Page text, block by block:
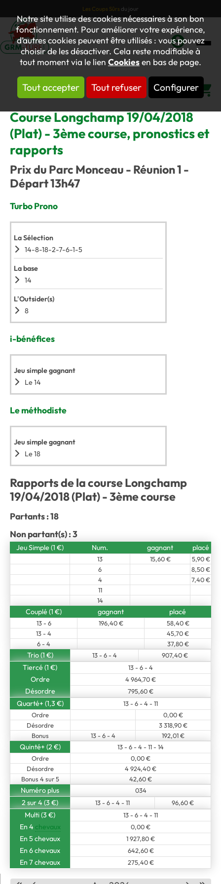
Notre site utilise des cookies nécessaires à son bon
fonctionnement. Pour améliorer votre expérience,
d’autres cookies peuvent être utilisés : vous pouvez
choisir de les désactiver. Cela reste modifiable à
tout moment via le lien Cookiesen bas de page.
Tout accepter Tout refuser Configurer
Les Coups Sûrs du jour
Mon
compte
Course Longchamp 19/04/2018
(Plat) - 3ème course, pronostics et
rapports
Prix du Parc Monceau - Réunion 1 -
Départ 13h47
Turbo Prono
La Sélection
14-8-18-2-7-6-1-5
La base
14
L'Outsider(s)
8
i-bénéfices
Jeu simple gagnant
Le 14
Le méthodiste
Jeu simple gagnant
Le 18
Rapports de la course Longchamp
19/04/2018 (Plat) - 3ème course
Partants : 18
Non partant(s) : 3
Jeu Simple (1 €) Num. gagnant placé
13 15,60 €
5,90 €
6
8,50 €
4
7,40 €
11
14
Couplé (1 €) gagnant placé
13 - 6 196,40 €
58,40 €
13 - 4
45,70 €
6 - 4
37,80 €
Trio (1 €) 13 - 6 - 4 907,40 €
Tiercé (1 €) 13 - 6 - 4
Ordre 4 964,70 €
Désordre 795,60 €
Quarté+ (1,3 €)
13 - 6 - 4 - 11
Ordre
0,00 €
Désordre
3 318,90 €
Bonus
13 - 6 - 4 192,01 €
Quinté+ (2 €)
13 - 6 - 4 - 11 - 14
Ordre
0,00 €
Désordre
4 924,40 €
Bonus 4 sur 5
42,60 €
Numéro plus 034
2 sur 4 (3 €) 13 - 6 - 4 - 11 96,60 €
Multi (3 €) 13 - 6 - 4 - 11
En 4 chevaux 0,00 €
En 5 chevaux 1 927,80 €
En 6 chevaux 642,60 €
En 7 chevaux 275,40 €